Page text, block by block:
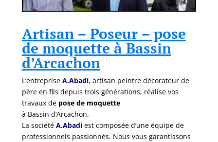
Artisan – Poseur – pose
de moquette à Bassin
d’Arcachon
L’entreprise A.Abadi, artisan peintre décorateur de
père en fils depuis trois générations, réalise vos
travaux de pose de moquette
à Bassin d’Arcachon.
La société A.Abadiest composée d’une équipe de
professionnels passionnés. Nous vous garantissons